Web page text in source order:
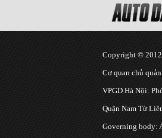
Copyright © 2012
Cơ quan chủ
VPGD Hà Nội:
Quận Nam Từ
Governing body: